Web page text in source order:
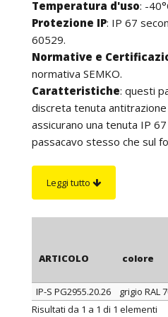
Temperatura d'uso: -
Protezione IP: IP 67
60529.
Normative e
normativa SEMKO.
Caratteristiche: questi
discreta tenuta
assicurano una tenuta IP
passacavo stesso che sul
corretta installazione, i
esternamente si veda, a
lato con il foro aperto e va
membrana e a fuoriuscire
Leggi tutto
ARTICOLO colore
ARTICOLO colore
IP-S PG2955.20.26 grigio RAL
Risultati da 1 a 1 di 1 elementi